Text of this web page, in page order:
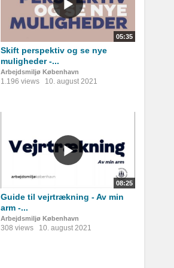
05:35
Skift perspektiv og se nye
muligheder -...
Arbejdsmiljø København
1.196 views 10. august 2021
08:25
Guide til vejrtrækning - Av min
arm -...
Arbejdsmiljø København
308 views 10. august 2021